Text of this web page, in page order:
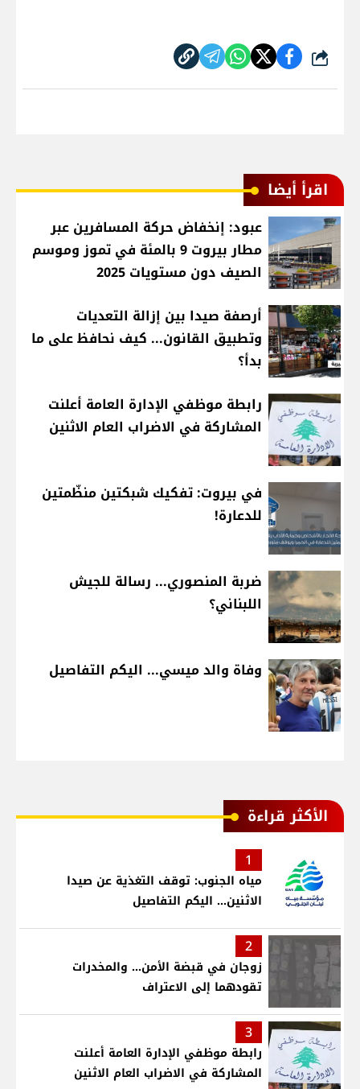
شارك
اقرأ أيضا
عبود: إنخفاض حركة المسافرين عبر
مطار بيروت 9 بالمئة في تموز وموسم
الصيف دون مستويات 2025
أرصفة صيدا بين إزالة التعديات
وتطبيق القانون... كيف نحافظ على ما
بدأ؟
رابطة موظفي الإدارة العامة أعلنت
المشاركة في الاضراب العام الاثنين
في بيروت: تفكيك شبكتين منظّمتين
للدعارة!
ضربة المنصوري... رسالة للجيش
اللبناني؟
وفاة والد ميسي... اليكم التفاصيل
الأكثر قراءة
1
مياه الجنوب: توقف التغذية عن صيدا
الاثنين... اليكم التفاصيل
2
زوجان في قبضة الأمن... والمخدرات
تقودهما إلى الاعتراف
3
رابطة موظفي الإدارة العامة أعلنت
المشاركة في الاضراب العام الاثنين